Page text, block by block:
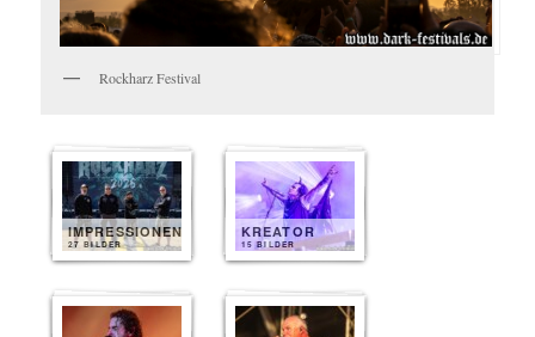
Rockharz Festival
IMPRESSIONEN
27 BILDER
KREATOR
15 BILDER